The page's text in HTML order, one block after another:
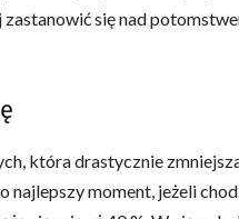
się nad
która drastycznie
najlepszy moment, jeżeli